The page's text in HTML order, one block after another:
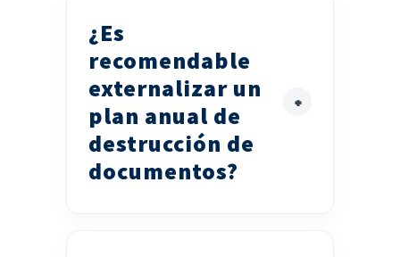
¿Es
recomendable
externalizar un
plan anual de
destrucción de
documentos?